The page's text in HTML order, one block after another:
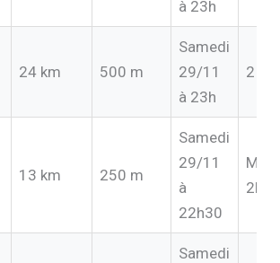
à 23h
24 km 500 m
Samedi
29/11
à 23h
2 à
13 km 250 m
Samedi
29/11
à
22h30
2h
Samedi